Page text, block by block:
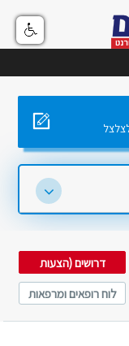
דרושים (הצעות
עבודה)
לוח רופאים ומרפאות